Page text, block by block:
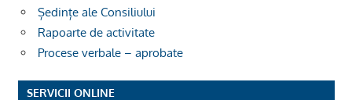
Ședințe ale Consiliului
Rapoarte de activitate
Procese verbale – aprobate
SERVICII ONLINE